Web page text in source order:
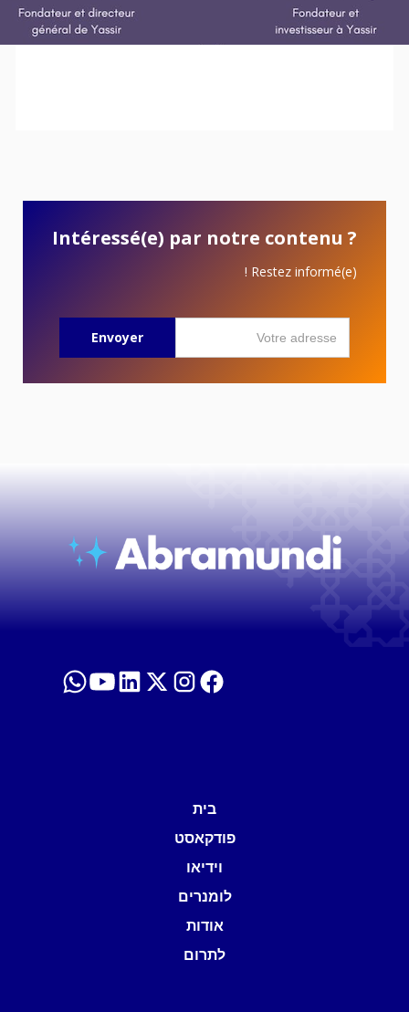
Intéressé(e) par notre contenu ?
Restez informé(e) !
בית
פודקאסט
וידיאו
לומנרים
אודות
לתרום